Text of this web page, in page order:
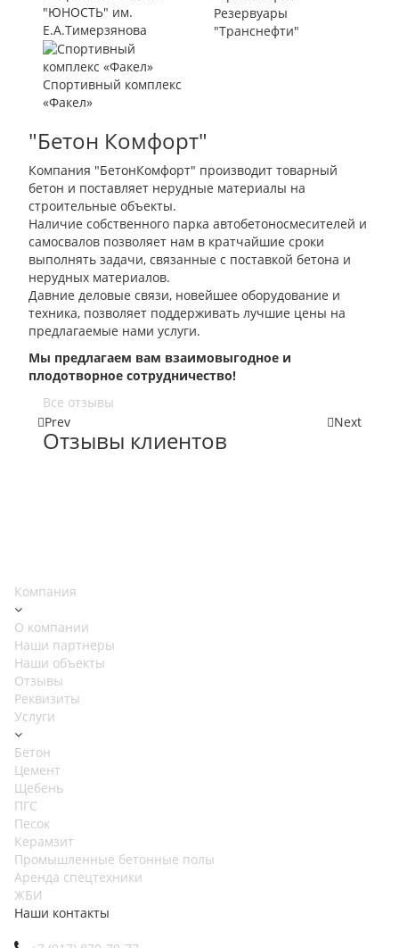
"ЮНОСТЬ" им.
Е.А.Тимерзянова
Резервуары
"Транснефти"
Спортивный комплекс
«Факел»
"Бетон Комфорт"
Компания "БетонКомфорт" производит товарный
бетон и поставляет нерудные материалы на
строительные объекты.
Наличие собственного парка автобетоносмесителей и
самосвалов позволяет нам в кратчайшие сроки
выполнять задачи, связанные с поставкой бетона и
нерудных материалов.
Давние деловые связи, новейшее оборудование и
техника, позволяет поддерживать лучшие цены на
предлагаемые нами услуги.
Мы предлагаем вам взаимовыгодное и
плодотворное сотрудничество!
Prev Next
Все отзывы
Отзывы клиентов
Компания
О компании
Наши партнеры
Наши объекты
Отзывы
Реквизиты
Услуги
Бетон
Цемент
Щебень
ПГС
Песок
Керамзит
Промышленные бетонные полы
Аренда спецтехники
ЖБИ
Наши контакты